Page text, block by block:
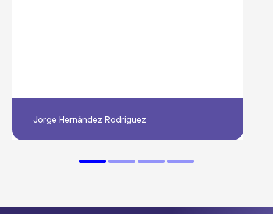
Jorge Hernández Rodríguez